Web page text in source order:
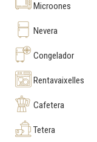
Microones
Nevera
Congelador
Rentavaixelles
Cafetera
Tetera